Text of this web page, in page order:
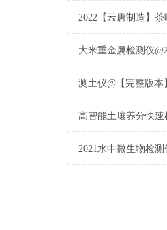
2021水中微生物检测